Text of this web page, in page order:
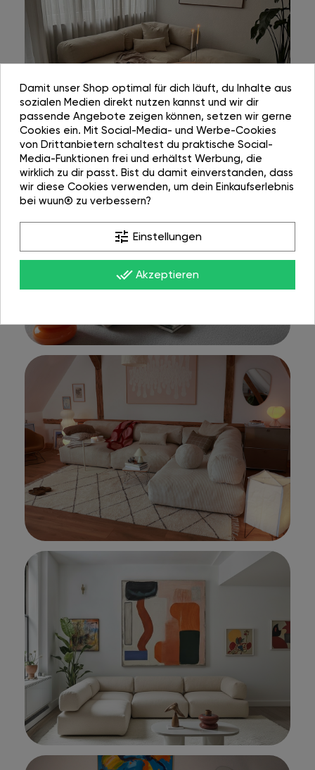
Damit unser Shop optimal für dich läuft, du Inhalte aus
sozialen Medien direkt nutzen kannst und wir dir
passende Angebote zeigen können, setzen wir gerne
Cookies ein. Mit Social-Media- und Werbe-Cookies
von Drittanbietern schaltest du praktische Social-
Media-Funktionen frei und erhältst Werbung, die
wirklich zu dir passt. Bist du damit einverstanden, dass
wir diese Cookies verwenden, um dein Einkaufserlebnis
bei wuun® zu verbessern?
tune Einstellungen
done_all Akzeptieren